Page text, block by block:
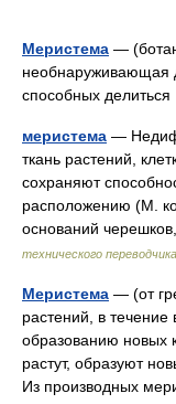
Меристема —
необнаруживающая
способных
меристема —
ткань растений,
сохраняют
расположению (М.
оснований
технического переводчика
Меристема — (от
растений, в
образованию новых
растут, образуют
Из производных